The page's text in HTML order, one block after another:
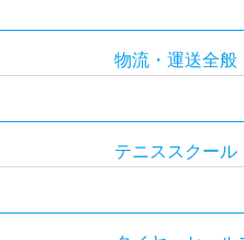
物流・運送全般
テニススクール